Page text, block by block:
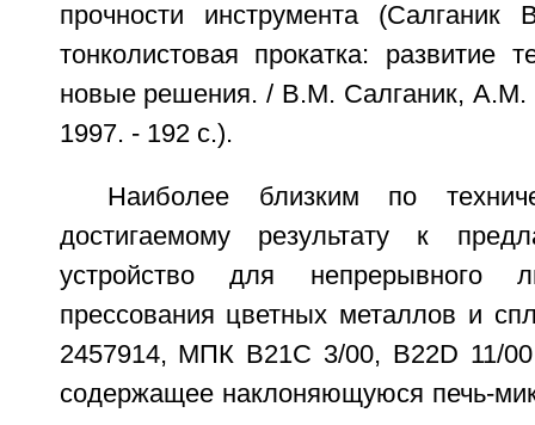
прочности инструмента (Салганик
тонколистовая прокатка: развитие
новые решения. / В.М. Салганик,
1997. - 192 с.).
Наиболее близким по
достигаемому результату к
устройство для непрерывного
прессования цветных металлов и
2457914, МПК B21C 3/00, B22D 11/
содержащее наклоняющуюся печь-